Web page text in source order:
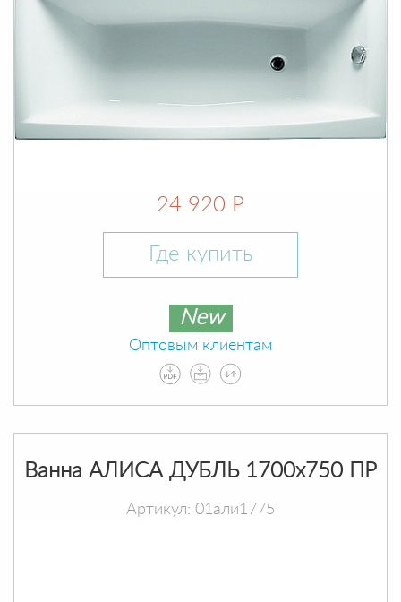
24 920 Р
Где купить
New
Оптовым клиентам
Ванна АЛИСА ДУБЛЬ 1700х750 ПР
Артикул: 01али1775